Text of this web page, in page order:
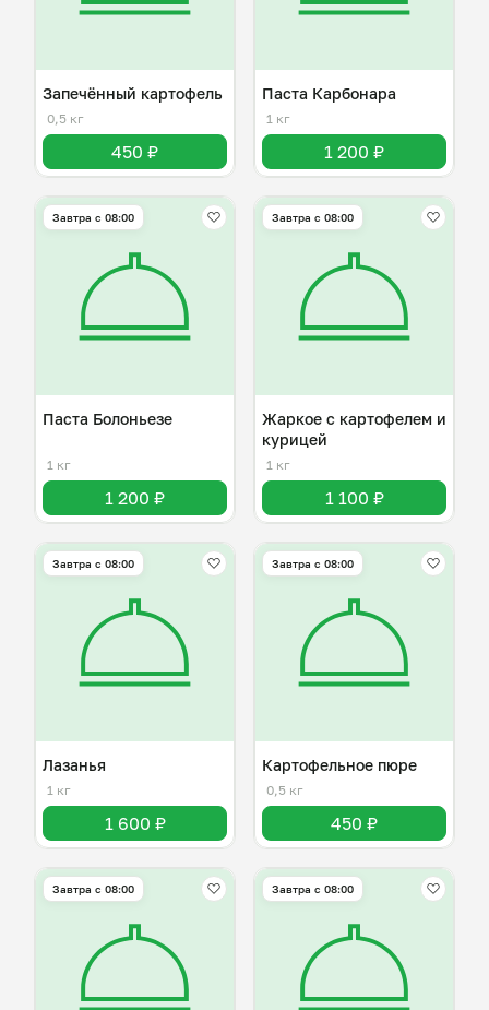
Запечённый картофель
0,5 кг
450 ₽
Паста Карбонара
1 кг
1 200 ₽
Завтра c 08:00
Паста Болоньезе
1 кг
1 200 ₽
Завтра c 08:00
Жаркое с картофелем и
курицей
1 кг
1 100 ₽
Завтра c 08:00
Лазанья
1 кг
1 600 ₽
Завтра c 08:00
Картофельное пюре
0,5 кг
450 ₽
Завтра c 08:00 Завтра c 08:00